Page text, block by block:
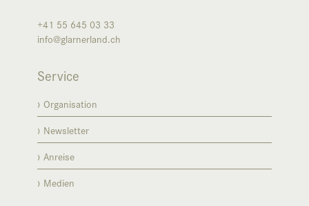
+41 55 645 03 33
info@glarnerland.ch
Service
Organisation
Newsletter
Anreise
Medien